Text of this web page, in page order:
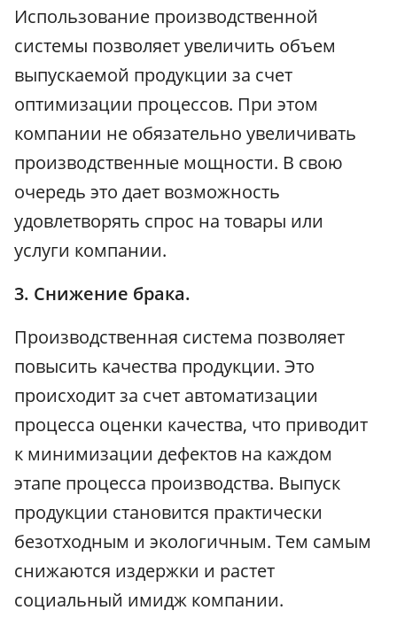
Использование производственной
системы позволяет увеличить объем
выпускаемой продукции за счет
оптимизации процессов. При этом
компании не обязательно увеличивать
производственные мощности. В свою
очередь это дает возможность
удовлетворять спрос на товары или
услуги компании.
3. Снижение брака.
Производственная система позволяет
повысить качества продукции. Это
происходит за счет автоматизации
процесса оценки качества, что приводит
к минимизации дефектов на каждом
этапе процесса производства. Выпуск
продукции становится практически
безотходным и экологичным. Тем самым
снижаются издержки и растет
социальный имидж компании.